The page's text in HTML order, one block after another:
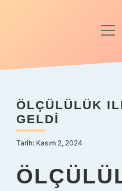
Anasayfa
Yasal Uyarı
Hakkımızda
ÖLÇÜLÜLÜK
GELDI
Tarih: Kasım 2, 2024